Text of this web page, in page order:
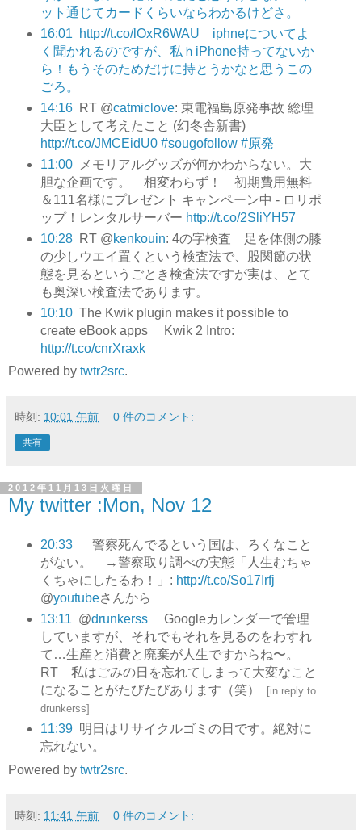
ット通じてカードくらいならわかるけどさ。
16:01
http://t.co/lOxR6WAU iphneについてよ
く聞かれるのですが、私ｈiPhone持ってないか
ら！もうそのためだけに持とうかなと思うこの
ごろ。
14:16
RT @catmiclove: 東電福島原発事故 総理
大臣として考えたこと (幻冬舎新書)
http://t.co/JMCEidU0 #sougofollow #原発
11:00
メモリアルグッズが何かわからない。大
胆な企画です。 相変わらず！ 初期費用無料
＆111名様にプレゼント キャンペーン中 - ロリポ
ップ！レンタルサーバー http://t.co/2SliYH57
10:28
RT @kenkouin: 4の字検査 足を体側の膝
の少しウエイ置くという検査法で、股関節の状
態を見るというごとき検査法ですが実は、とて
も奥深い検査法であります。
10:10 The Kwik plugin makes it possible to
create eBook apps Kwik 2 Intro:
http://t.co/cnrXraxk
Powered by twtr2src.
時刻: 10:01 午前 0 件のコメント:
共有
2012年11月13日火曜日
My twitter :Mon, Nov 12
20:33
警察死んでるという国は、ろくなこと
がない。 →警察取り調べの実態「人生むちゃ
くちゃにしたるわ！」: http://t.co/So17Irfj
@youtubeさんから
13:11 @drunkerssGoogleカレンダーで管理
していますが、それでもそれを見るのをわすれ
て…生産と消費と廃棄が人生ですからね〜。
RT 私はごみの日を忘れてしまって大変なこと
になることがたびたびあります（笑）
[in reply to
drunkerss]
11:39 明日はリサイクルゴミの日です。絶対に
忘れない。
Powered by twtr2src.
時刻: 11:41 午前 0 件のコメント: